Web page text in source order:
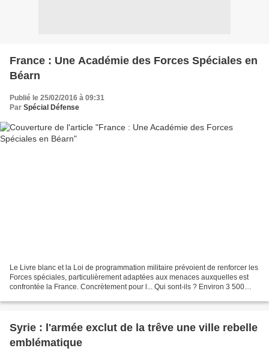
France : Une Académie des Forces Spéciales en
Béarn
Publié le 25/02/2016 à 09:31
Par Spécial Défense
Le Livre blanc et la Loi de programmation militaire prévoient de renforcer les
Forces spéciales, particulièrement adaptées aux menaces auxquelles est
confrontée la France. Concrètement pour l... Qui sont-ils ? Environ 3 500
Syrie : l'armée exclut de la trêve une ville rebelle
emblématique